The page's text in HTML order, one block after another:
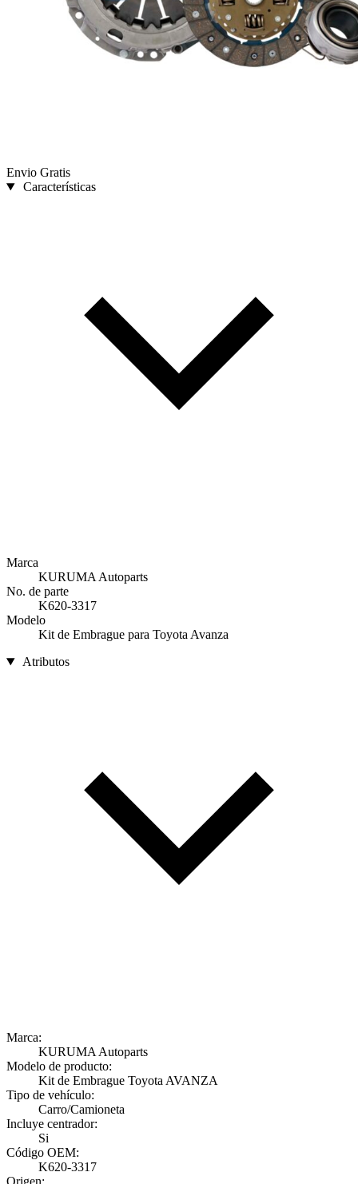
Envio Gratis
Características
Marca
KURUMA Autoparts
No. de parte
K620-3317
Modelo
Kit de Embrague para Toyota Avanza
Atributos
Marca:
KURUMA Autoparts
Modelo de producto:
Kit de Embrague Toyota AVANZA
Tipo de vehículo:
Carro/Camioneta
Incluye centrador:
Si
Código OEM:
K620-3317
Origen: